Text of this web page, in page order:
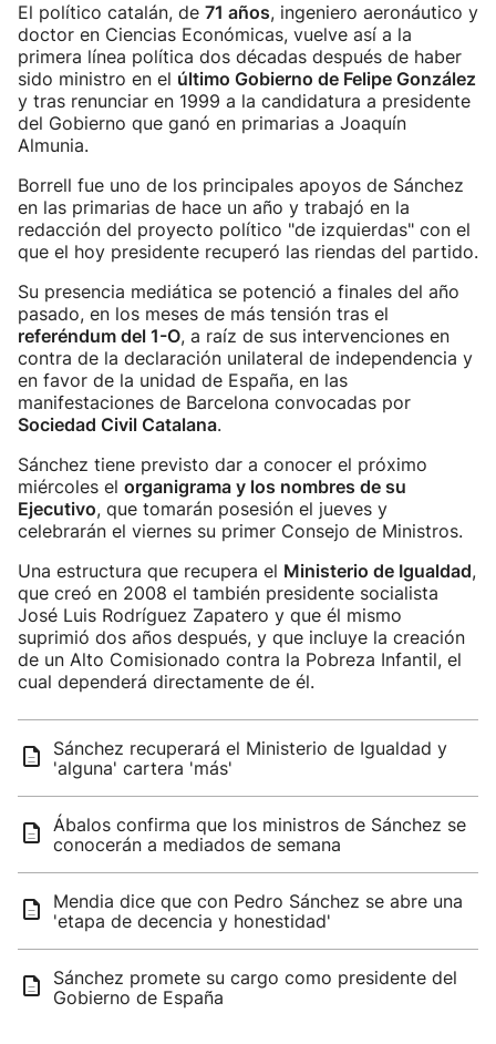
El político catalán, de 71 años, ingeniero aeronáutico y
doctor en Ciencias Económicas, vuelve así a la
primera línea política dos décadas después de haber
sido ministro en el último Gobierno de Felipe González
y tras renunciar en 1999 a la candidatura a presidente
del Gobierno que ganó en primarias a Joaquín
Almunia.
Borrell fue uno de los principales apoyos de Sánchez
en las primarias de hace un año y trabajó en la
redacción del proyecto político "de izquierdas" con el
que el hoy presidente recuperó las riendas del partido.
Su presencia mediática se potenció a finales del año
pasado, en los meses de más tensión tras el
referéndum del 1-O, a raíz de sus intervenciones en
contra de la declaración unilateral de independencia y
en favor de la unidad de España, en las
manifestaciones de Barcelona convocadas por
Sociedad Civil Catalana.
Sánchez tiene previsto dar a conocer el próximo
miércoles el organigrama y los nombres de su
Ejecutivo, que tomarán posesión el jueves y
celebrarán el viernes su primer Consejo de Ministros.
Una estructura que recupera el Ministerio de Igualdad,
que creó en 2008 el también presidente socialista
José Luis Rodríguez Zapatero y que él mismo
suprimió dos años después, y que incluye la creación
de un Alto Comisionado contra la Pobreza Infantil, el
cual dependerá directamente de él.
Sánchez recuperará el Ministerio de Igualdad y
'alguna' cartera 'más'
Ábalos confirma que los ministros de Sánchez se
conocerán a mediados de semana
Mendia dice que con Pedro Sánchez se abre una
'etapa de decencia y honestidad'
Sánchez promete su cargo como presidente del
Gobierno de España